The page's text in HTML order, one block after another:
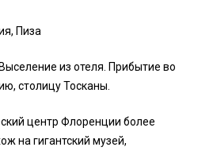
Пиза
из отеля. Прибытие во
столицу Тосканы.
центр Флоренции более
на гигантский музей,